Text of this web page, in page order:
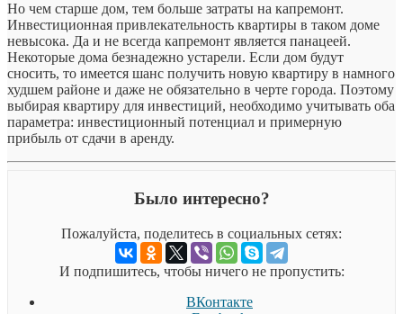
Но чем старше дом, тем больше затраты на капремонт.
Инвестиционная привлекательность квартиры в таком доме
невысока. Да и не всегда капремонт является панацеей.
Некоторые дома безнадежно устарели. Если дом будут
сносить, то имеется шанс получить новую квартиру в намного
худшем районе и даже не обязательно в черте города. Поэтому
выбирая квартиру для инвестиций, необходимо учитывать оба
параметра: инвестиционный потенциал и примерную
прибыль от сдачи в аренду.
Было интересно?
Пожалуйста, поделитесь в социальных сетях:
И подпишитесь, чтобы ничего не пропустить:
ВКонтакте